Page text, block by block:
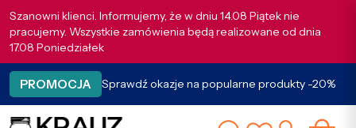
Szanowni klienci. Informujemy, że w dniu 14.08 Piątek nie
pracujemy. Wszystkie zamówienia będą realizowane od dnia
17.08 Poniedziałek
PROMOCJA Sprawdź okazje na popularne produkty -20%